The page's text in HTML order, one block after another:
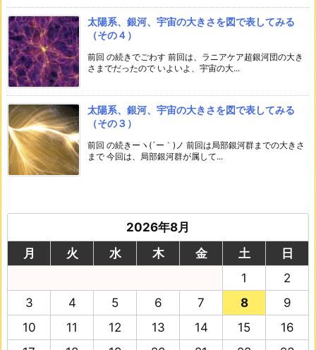
太陽系、銀河、宇宙の大きさを図で表してみる
（その４）
前回 の続きでごわす 前回は、ラニアケア超銀河団の大き
さまでだったので いよいよ、宇宙の大...
太陽系、銀河、宇宙の大きさを図で表してみる
（その３）
前回 の続きーヽ(´ー｀)ノ 前回は局部銀河群までの大きさ
まで 今回は、局部銀河群が属して...
2026年8月
月
火 水 木 金 土
日
1
2
3
4 5 6 7 8
9
10
11 12 13 14 15
16